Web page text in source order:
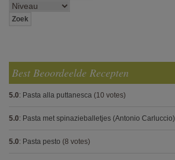
Best Beoordeelde Recepten
5.0: Pasta alla puttanesca (10 votes)
5.0: Pasta met spinazieballetjes (Antonio Carluccio)
5.0: Pasta pesto (8 votes)